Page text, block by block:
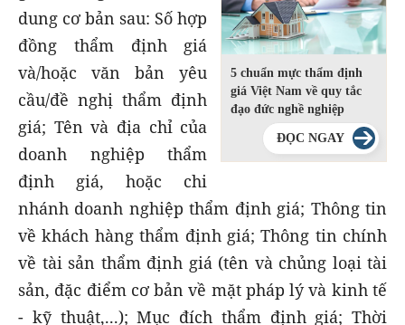
5 chuẩn mực thẩm định
giá Việt Nam về quy tắc
đạo đức nghề nghiệp
ĐỌC NGAY
dung cơ bản sau: Số hợp
đồng thẩm định giá
và/hoặc văn bản yêu
cầu/đề nghị thẩm định
giá; Tên và địa chỉ của
doanh nghiệp thẩm
định giá, hoặc chi
nhánh doanh nghiệp thẩm định giá; Thông tin
về khách hàng thẩm định giá; Thông tin chính
về tài sản thẩm định giá (tên và chủng loại tài
sản, đặc điểm cơ bản về mặt pháp lý và kinh tế
- kỹ thuật,...); Mục đích thẩm định giá; Thời